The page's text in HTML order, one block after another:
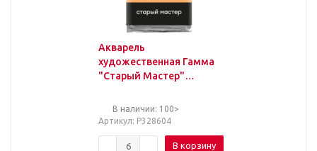
Акварель
художественная Гамма
"Старый Мастер"
желтая, 2,6мл, кювета
В наличии: 100>
Артикул: Р328604
В корзину